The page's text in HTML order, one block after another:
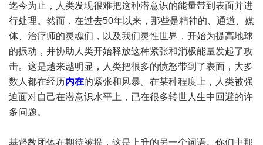
迄今为止，人类发现很难把这种潜意识的能量带到表面并进
行处理。然而，在过去50年以来，那些是精神的、通道、媒
体、治疗师的灵魂们，以及我们灵性世界，开始为提高地球
的振动，并协助人类开始释放这种紧张和消极能量发起了攻
击。这是越来越明显，人类把很多的愤怒带到了表面，大多
数人都在经历内在的紧张和风暴。在某种程度上，人类被强
迫面对自己在潜意识水平上，已在很多转世人生中回避的许
多问题。
基督教团体在期待被提，这是上升的另一个词语。你们中那